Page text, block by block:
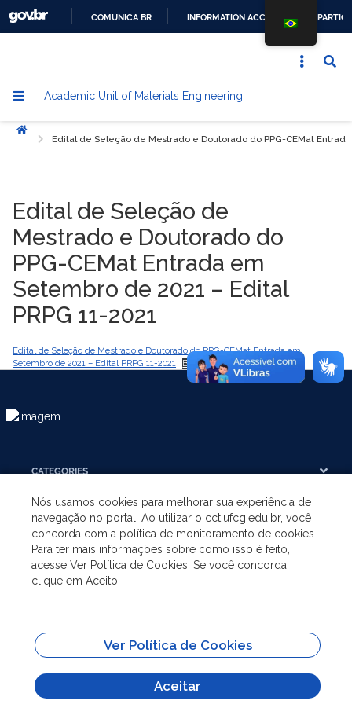
COMUNICA BR INFORMATION ACCESS
Academic Unit of Materials Engineering
Home
Edital de Seleção de Mestrado e Doutorado do PPG-CEMat
Edital de Seleção de
Mestrado e Doutorado do
PPG-CEMat Entrada em
Setembro de 2021 – Edital
PRPG 11-2021
Edital de Seleção de Mestrado e Doutorado do PPG-CEMat Entrada em
Setembro de 2021 – Edital PRPG 11-2021
Baixar
CATEGORIES
THE UNIT
UNDERGRADUATE
SHORTCUTS
All content on this site is published under licenseAttribution-NoDerivs 3.0
Nós usamos cookies para melhorar sua experiência de
navegação no portal. Ao utilizar o cct.ufcg.edu.br, você
concorda com a política de monitoramento de cookies.
Para ter mais informações sobre como isso é feito,
acesse Ver Política de Cookies. Se você concorda,
clique em Aceito.
Ver Política de Cookies
Aceitar